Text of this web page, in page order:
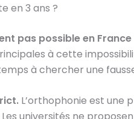
en 3 ans ?
pas possible en
à cette
à chercher une
L’orthophonie est une